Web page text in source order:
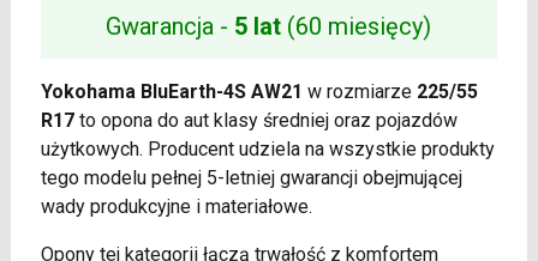
Gwarancja - 5 lat (60 miesięcy)
Yokohama BluEarth-4S AW21 w rozmiarze 225/55
R17to opona do aut klasy średniej oraz pojazdów
użytkowych. Producent udziela na wszystkie produkty
tego modelu pełnej 5-letniej gwarancji obejmującej
wady produkcyjne i materiałowe.
Opony tej kategorii łączą trwałość z komfortem